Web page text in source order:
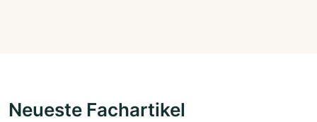
Neueste Fachartikel